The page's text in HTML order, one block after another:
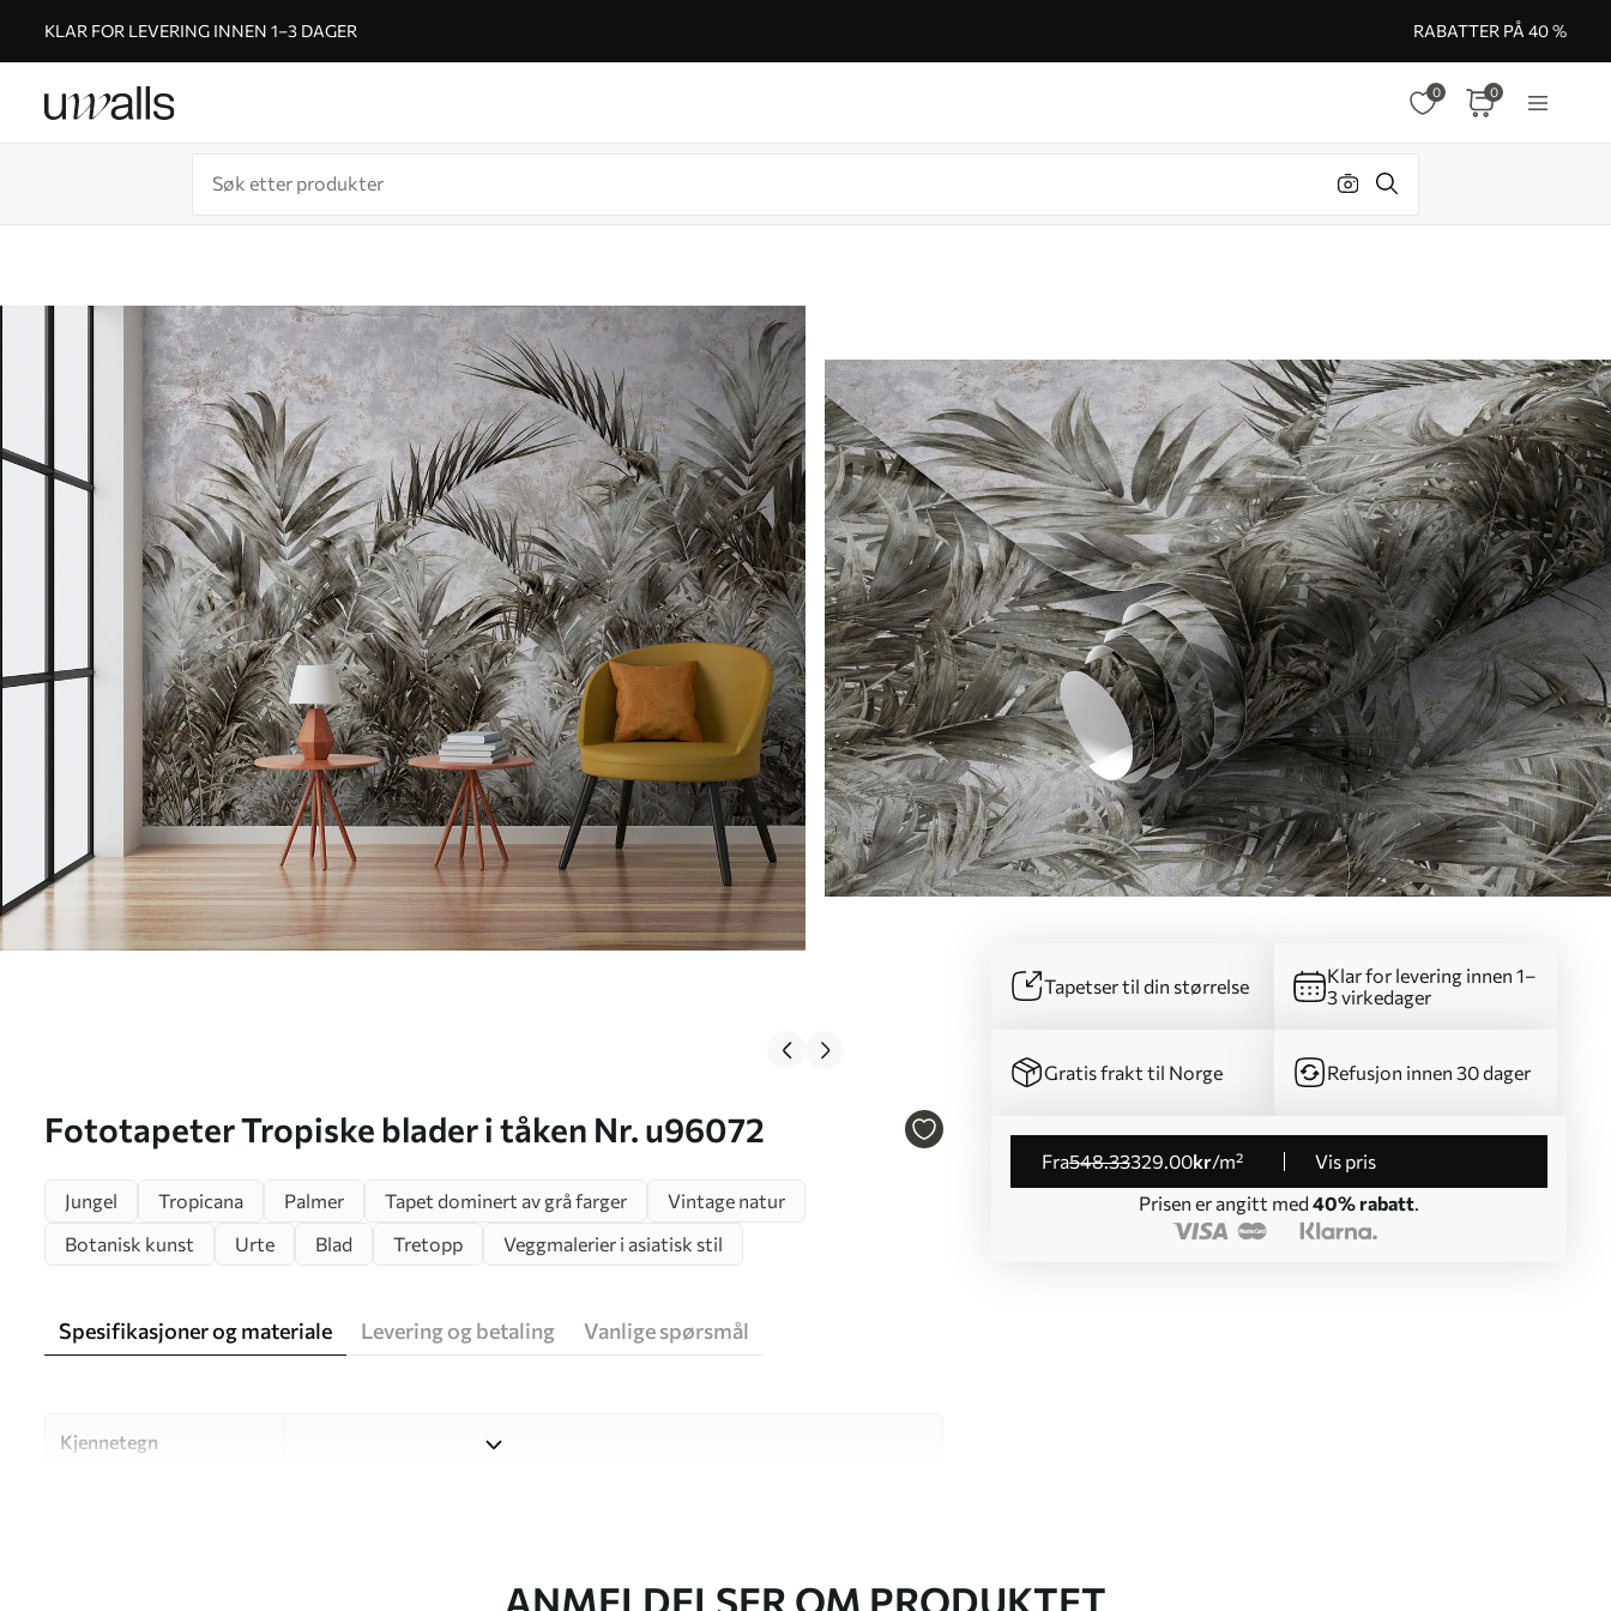
KLAR FOR LEVERING INNEN 1–3 DAGER RABATTER PÅ 40 %
0 0
Fototapeter Tropiske blader i tåken Nr. u96072
Tapetser til din størrelse
Klar for levering innen 1–
3 virkedager
Gratis frakt til Norge Refusjon innen 30 dager
fra548.33329.00kr/m²
Vis pris
Prisen er angitt med 40% rabatt.
Jungel Tropicana Palmer Tapet dominert av grå farger
Vintage natur
Botanisk kunst
Urte Blad Tretopp Veggmalerier i asiatisk stil
Spesifikasjoner og materiale Levering og betaling Vanlige spørsmål
Kjennetegn
ANMELDELSER OM PRODUKTET